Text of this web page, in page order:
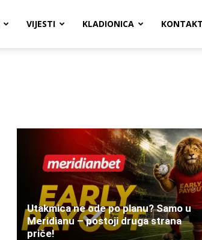
VIJESTI KLADIONICA KONTAKT
Utakmica ne ode po planu? Samo u
Meridianu – postoji druga strana
priče!